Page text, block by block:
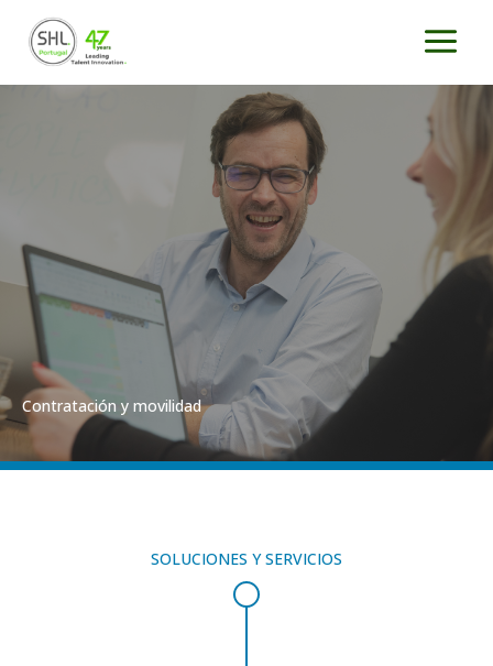
contenido
Contratación y movilidad
SOLUCIONES Y SERVICIOS